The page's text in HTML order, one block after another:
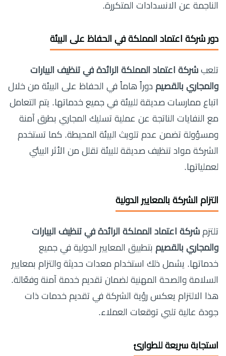
الناجمة عن الانسدادات المتكررة.
دور شركة اعتماد المملكة في الحفاظ على البيئة
تلعب شركة اعتماد المملكة الرائدة في تنظيف البيارات
والمجاري بالقصيم دوراً هاماً في الحفاظ على البيئة من خلال
اتباع ممارسات صديقة للبيئة في جميع خدماتها. يتم التعامل
مع النفايات الناتجة عن عملية تسليك المجاري بطرق آمنة
ومسؤولة تضمن عدم تلويث البيئة المحيطة. كما تستخدم
الشركة مواد تنظيف صديقة للبيئة تقلل من الأثر البيئي
لعملياتها.
التزام الشركة بالمعايير الدولية
تلتزم شركة اعتماد المملكة الرائدة في تنظيف البيارات
والمجاري بالقصيم بتطبيق المعايير الدولية في جميع
خدماتها. يشمل ذلك استخدام معدات حديثة والتزام بمعايير
السلامة والصحة المهنية لضمان تقديم خدمة آمنة وفعّالة.
هذا الالتزام يعكس رؤية الشركة في تقديم خدمات ذات
جودة عالية تلبي توقعات العملاء.
استجابة سريعة للطوارئ